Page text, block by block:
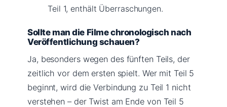
Teil 1, enthält Überraschungen.
Sollte man die Filme chronologisch nach
Veröffentlichung schauen?
Ja, besonders wegen des fünften Teils, der
zeitlich vor dem ersten spielt. Wer mit Teil 5
beginnt, wird die Verbindung zu Teil 1 nicht
verstehen – der Twist am Ende von Teil 5